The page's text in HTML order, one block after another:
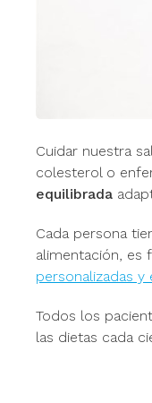
Cuidar nuestra
colesterol o
equilibrada
Cada persona
alimentación, es
personalizadas y
Todos los
las dietas cada